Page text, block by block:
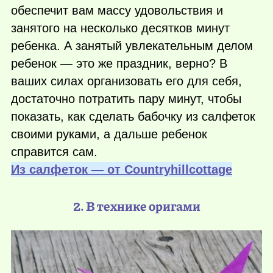
обеспечит вам массу удовольствия и
занятого на несколько десятков минут
ребенка. А занятый увлекательным делом
ребенок — это же праздник, верно? В
ваших силах организовать его для себя,
достаточно потратить пару минут, чтобы
показать, как сделать бабочку из салфеток
своими руками, а дальше ребенок
справится сам.
Из салфеток — от Сountryhillcottage
2. В технике оригами